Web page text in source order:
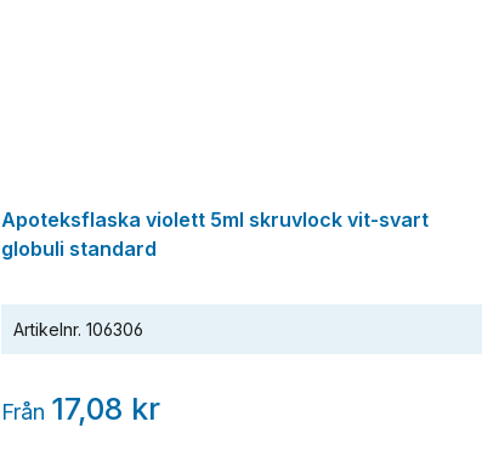
Apoteksflaska violett 5ml skruvlock vit-svart
globuli standard
Artikelnr. 106306
Från 17,08 kr